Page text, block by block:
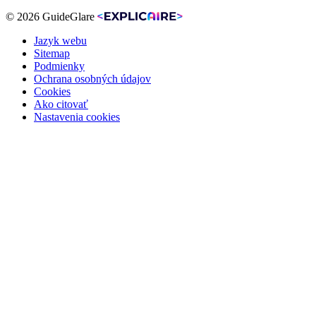
© 2026 GuideGlare
Jazyk webu
Sitemap
Podmienky
Ochrana osobných údajov
Cookies
Ako citovať
Nastavenia cookies